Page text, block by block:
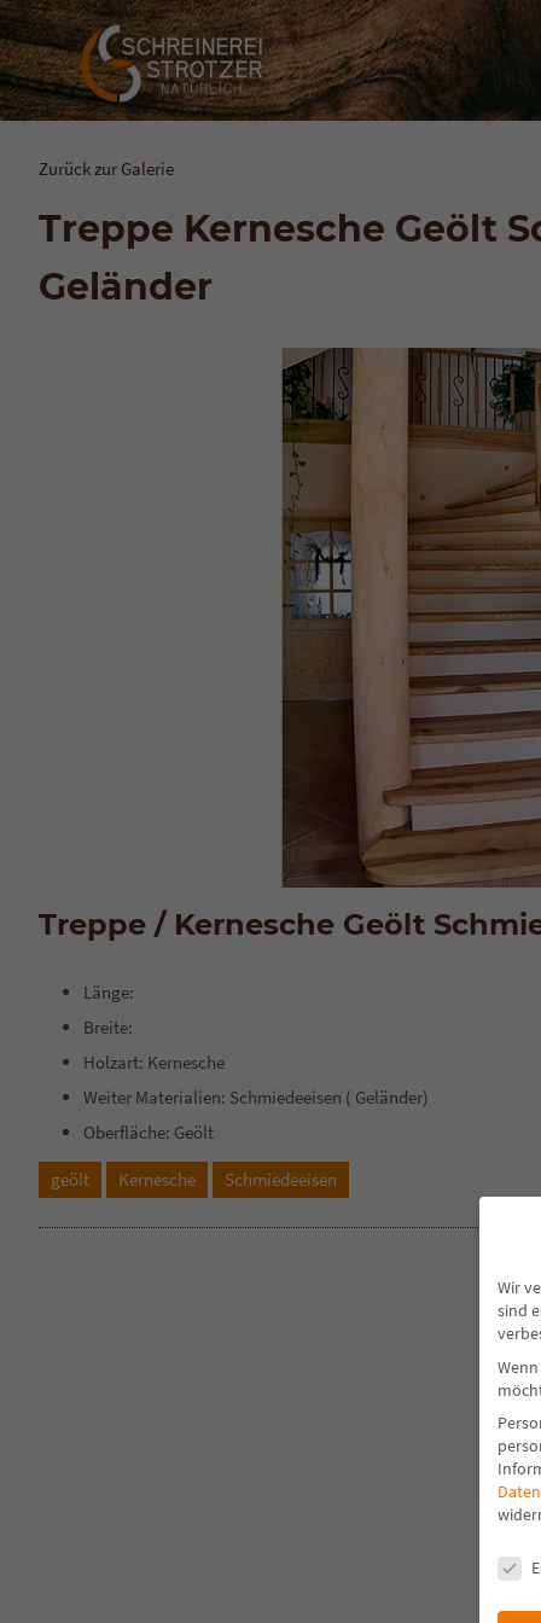
Zurück zur Galerie
Treppe Kernesche Geölt
Geländer
Treppe / Kernesche Geölt
Länge:
Breite:
Holzart: Kernesche
Weiter Materialien: Schmiedeeisen ( Geländer)
Oberfläche: Geölt
geölt Kernesche Schmiedeeisen
Wir
sind